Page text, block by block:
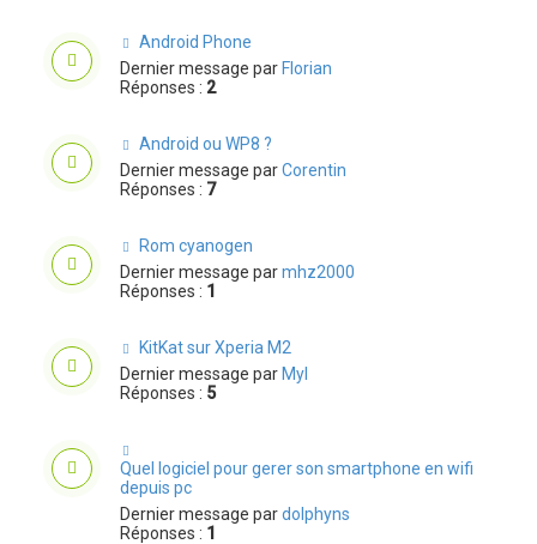
Android Phone
Dernier message parFlorian
Réponses : 2
Android ou WP8 ?
Dernier message parCorentin
Réponses : 7
Rom cyanogen
Dernier message parmhz2000
Réponses : 1
KitKat sur Xperia M2
Dernier message parMyl
Réponses : 5
Quel logiciel pour gerer son smartphone en wifi
depuis pc
Dernier message pardolphyns
Réponses : 1